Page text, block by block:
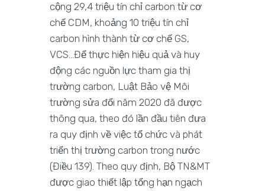
cộng 29,4 triệu tín chỉ carbon từ cơ
chế CDM, khoảng 10 triệu tín chỉ
carbon hình thành từ cơ chế GS,
VCS…Để thực hiện hiệu quả và huy
động các nguồn lực tham gia thị
trường carbon, Luật Bảo vệ Môi
trường sửa đổi năm 2020 đã được
thông qua, theo đó lần đầu tiên đưa
ra quy định về việc tổ chức và phát
triển thị trường carbon trong nước
(Điều 139). Theo quy định, Bộ TN&MT
được giao thiết lập tổng hạn ngạch